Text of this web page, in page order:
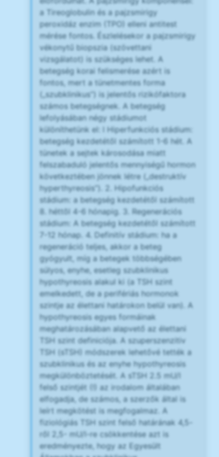
a Tireoglobulin és a pajzsmirigy
peroxidáz enzim (TPO) elleni antitest
mérése fontos. Észlelésekor a pajzsmirigy
vékonytű biopszia (szövettani
vizsgálatot) is szükséges lehet. A
betegség korai felismerése azért is
fontos, mert a tünetmentes forma
(„szubklinikus”) is jelentős rizikófaktora
számos betegségnek. A betegség
lefolyásában négy stádiumot
különíthetünk el: l Hiperfunkciós stádium:
betegség kezdetétől számított 1-6 hét. A
tünetek a sejtek károsodása miatt
felszabaduló jelentős mennyiségű hormon
következtében jönnek létre („destruktív
hyperthyreosis”). 2. Hipofunkciós
stádium: a betegség kezdetétől számított
8. héttõl 4-6 hónapig. 3. Regenerációs
stádium: A betegség kezdetétől számított
7-12 hónap. 4. Definitív stádium: ha a
regeneráció teljes, akkor a beteg
gyógyult, míg a betegek többségében
súlyos, enyhe, esetleg szubklinikus
hypothyreosis alakul ki (a TSH szint
emelkedett, de a perifériás hormonok
szintje az élettani határokon belül van). A
hypothyreosis egyes formáinak
meghatározásában alapvető az élettani
TSH szint definiciója. A szuperszenzitiv
TSH (sTSH) módszerek lehetővé tették a
szubklinikus és az enyhe hypothyreosis
megkülönböztetését. A sTSH 2.5 mU/l
felső szintjét (!) az irodalom általában
elfogadja, de számos, a szerzők által is
leírt megkötést is megfogalmaz. A
fiziológiás TSH szint felső határának 4,5-
ről 2,5- mU/l-re csökkentése azt is
eredményezte, hogy az Egyesült